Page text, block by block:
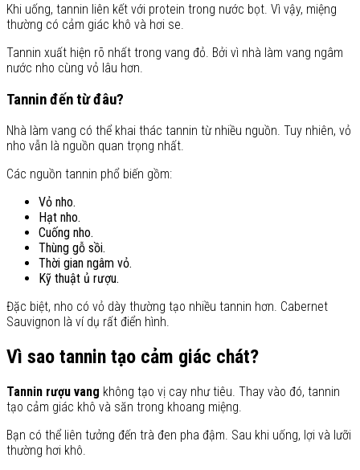
Khi uống, tannin liên kết với protein trong nước bọt. Vì vậy, miệng
thường có cảm giác khô và hơi se.
Tannin xuất hiện rõ nhất trong vang đỏ. Bởi vì nhà làm vang ngâm
nước nho cùng vỏ lâu hơn.
Tannin đến từ đâu?
Nhà làm vang có thể khai thác tannin từ nhiều nguồn. Tuy nhiên, vỏ
nho vẫn là nguồn quan trọng nhất.
Các nguồn tannin phổ biến gồm:
Vỏ nho.
Hạt nho.
Cuống nho.
Thùng gỗ sồi.
Thời gian ngâm vỏ.
Kỹ thuật ủ rượu.
Đặc biệt, nho có vỏ dày thường tạo nhiều tannin hơn. Cabernet
Sauvignon là ví dụ rất điển hình.
Vì sao tannin tạo cảm giác chát?
Tannin rượu vang không tạo vị cay như tiêu. Thay vào đó, tannin
tạo cảm giác khô và săn trong khoang miệng.
Bạn có thể liên tưởng đến trà đen pha đậm. Sau khi uống, lợi và lưỡi
thường hơi khô.